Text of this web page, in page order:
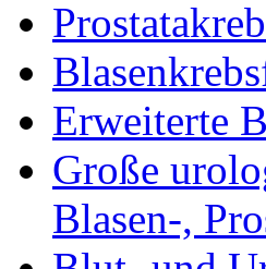
Erweiterte
Große
Blasen-,